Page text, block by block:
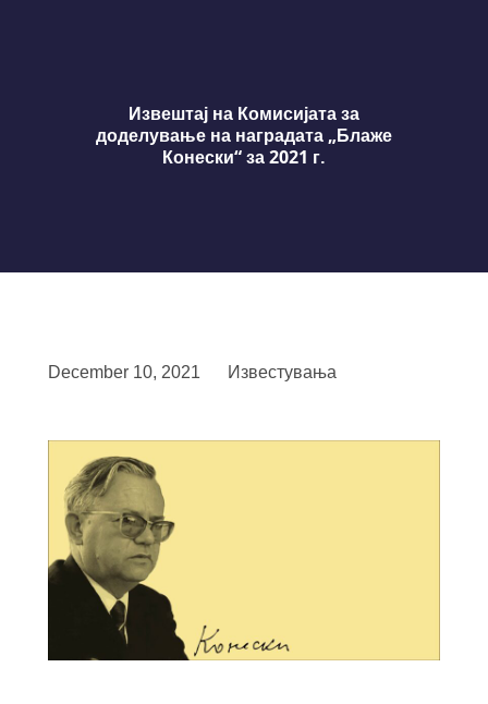
Извештај на Комисијата за
доделување на наградата „Блаже
Конески“ за 2021 г.
December 10, 2021 Известувања